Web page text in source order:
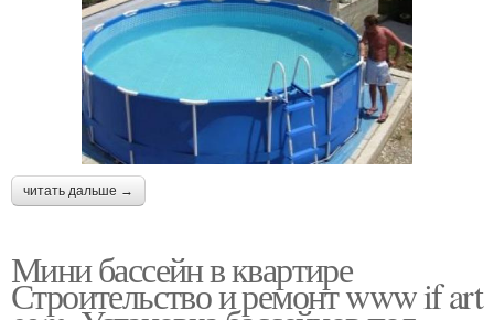
читать дальше →
Мини бассейн в квартире
Строительство и ремонт www if art